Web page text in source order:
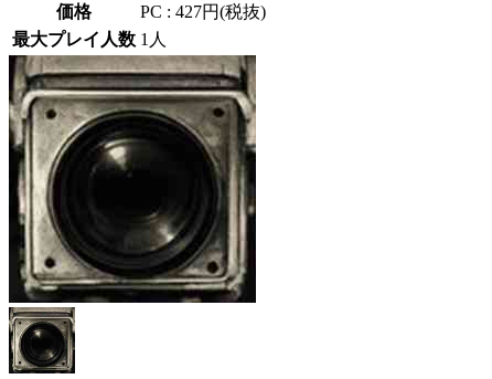
価格
PC : 427円(税抜)
最大プレイ人数 1人